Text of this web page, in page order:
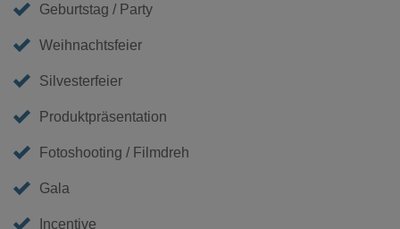
Geburtstag / Party
Weihnachtsfeier
Silvesterfeier
Produktpräsentation
Fotoshooting / Filmdreh
Gala
Incentive